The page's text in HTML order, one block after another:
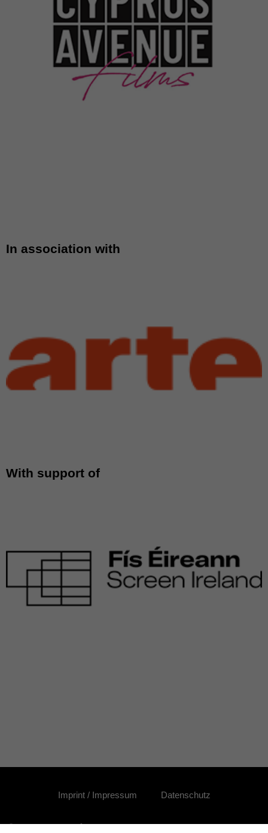
In association with
With support of
Imprint / Impressum Datenschutz